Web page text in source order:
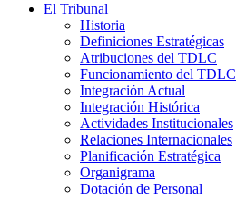
El Tribunal
Historia
Definiciones Estratégicas
Atribuciones del TDLC
Funcionamiento del TDLC
Integración Actual
Integración Histórica
Actividades Institucionales
Relaciones Internacionales
Planificación Estratégica
Organigrama
Dotación de Personal